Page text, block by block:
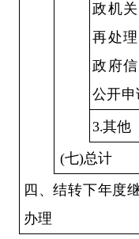
政机
再处
政府
公开申
3.其他
(七)总计
四、结转下年度
办理